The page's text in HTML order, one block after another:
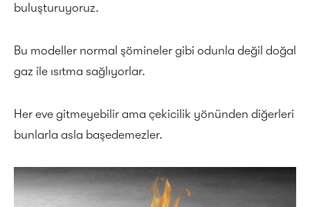
buluşturuyoruz.
Bu modeller normal şömineler gibi odunla değil doğal
gaz ile ısıtma sağlıyorlar.
Her eve gitmeyebilir ama çekicilik yönünden diğerleri
bunlarla asla başedemezler.